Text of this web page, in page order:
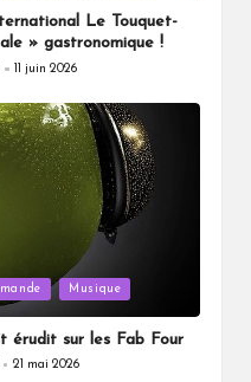
Le Touquet-
» gastronomique !
11 juin 2026
Musique
érudit sur les Fab Four
21 mai 2026